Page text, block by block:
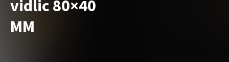
vidlic 80×40
MM